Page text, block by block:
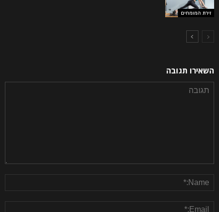
זירת המומחים
השאירו תגובה